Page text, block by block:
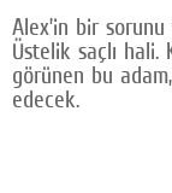
Alex’in bir sorunu
Üstelik saçlı
görünen bu
edecek.